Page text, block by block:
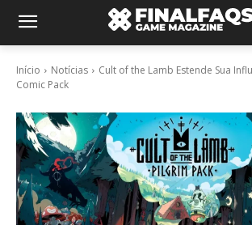
Início Notícias
Cult of the Lamb Estende Sua
Comic Pack